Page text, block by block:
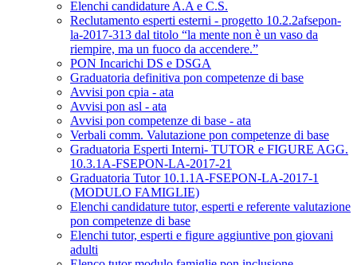
Elenchi candidature A.A e C.S.
Reclutamento esperti esterni - progetto 10.2.2afsepon-
la-2017-313 dal titolo “la mente non è un vaso da
riempire, ma un fuoco da accendere.”
PON Incarichi DS e DSGA
Graduatoria definitiva pon competenze di base
Avvisi pon cpia - ata
Avvisi pon asl - ata
Avvisi pon competenze di base - ata
Verbali comm. Valutazione pon competenze di base
Graduatoria Esperti Interni- TUTOR e FIGURE AGG.
10.3.1A-FSEPON-LA-2017-21
Graduatoria Tutor 10.1.1A-FSEPON-LA-2017-1
(MODULO FAMIGLIE)
Elenchi candidature tutor, esperti e referente valutazione
pon competenze di base
Elenchi tutor, esperti e figure aggiuntive pon giovani
adulti